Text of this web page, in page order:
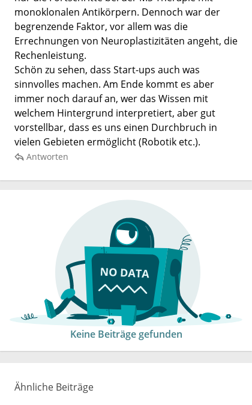
monoklonalen Antikörpern. Dennoch war der
begrenzende Faktor, vor allem was die
Errechnungen von Neuroplastizitäten angeht, die
Rechenleistung.
Schön zu sehen, dass Start-ups auch was
sinnvolles machen. Am Ende kommt es aber
immer noch darauf an, wer das Wissen mit
welchem Hintergrund interpretiert, aber gut
vorstellbar, dass es uns einen Durchbruch in
vielen Gebieten ermöglicht (Robotik etc.).
Antworten
Keine Beiträge gefunden
Ähnliche Beiträge